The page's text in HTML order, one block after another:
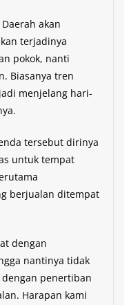
akan
terjadinya
pokok, nanti
Biasanya tren
menjelang hari-
tersebut dirinya
untuk tempat
berjualan ditempat
dengan
nantinya tidak
penertiban
Harapan kami